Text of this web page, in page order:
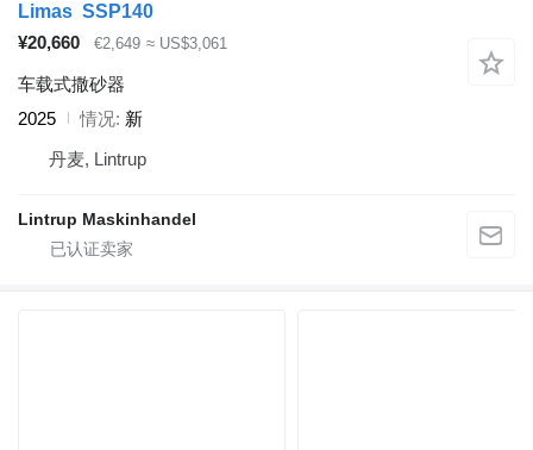
Limas SSP140
¥20,660
€2,649 ≈ US$3,061
车载式撒砂器
2025
情况 新
丹麦, Lintrup
Lintrup Maskinhandel